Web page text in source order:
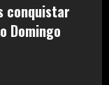
conquistar
Domingo